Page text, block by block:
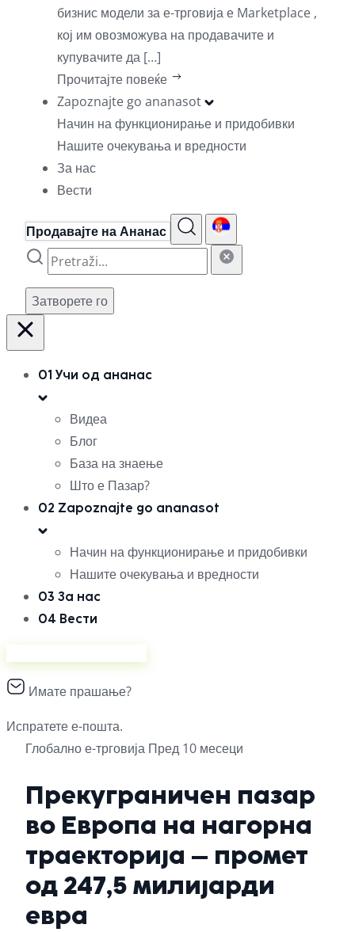
бизнис модели за е-трговија е Marketplace ,
кој им овозможува на продавачите и
купувачите да […]
Прочитајте повеќе
Zapoznajte go ananasot
Начин на функционирање и придобивки
Нашите очекувања и вредности
За нас
Вести
Продавајте на Ананас
Затворете го
01 Учи од ананас
Видеа
Блог
База на знаење
Што е Пазар?
02 Zapoznajte go ananasot
Начин на функционирање и придобивки
Нашите очекувања и вредности
03 За нас
04 Вести
Имате прашање?
Испратете е-пошта.
Глобалное-трговија Пред 10 месеци
Прекуграничен пазар
во Европа на нагорна
траекторија – промет
од 247,5 милијарди
евра